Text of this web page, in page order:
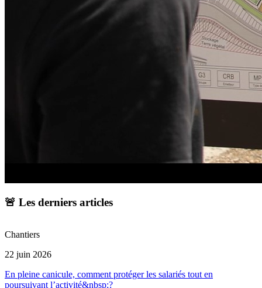
🚨 Les derniers articles
Chantiers
22 juin 2026
En pleine canicule, comment protéger les salariés tout en
poursuivant l’activité&nbsp;?